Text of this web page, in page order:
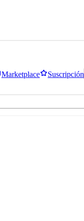
Marketplace Suscripción